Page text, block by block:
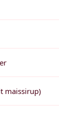
maissirup)